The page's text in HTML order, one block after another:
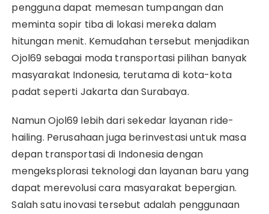
pengguna dapat memesan tumpangan dan
meminta sopir tiba di lokasi mereka dalam
hitungan menit. Kemudahan tersebut menjadikan
Ojol69 sebagai moda transportasi pilihan banyak
masyarakat Indonesia, terutama di kota-kota
padat seperti Jakarta dan Surabaya.
Namun Ojol69 lebih dari sekedar layanan ride-
hailing. Perusahaan juga berinvestasi untuk masa
depan transportasi di Indonesia dengan
mengeksplorasi teknologi dan layanan baru yang
dapat merevolusi cara masyarakat bepergian.
Salah satu inovasi tersebut adalah penggunaan